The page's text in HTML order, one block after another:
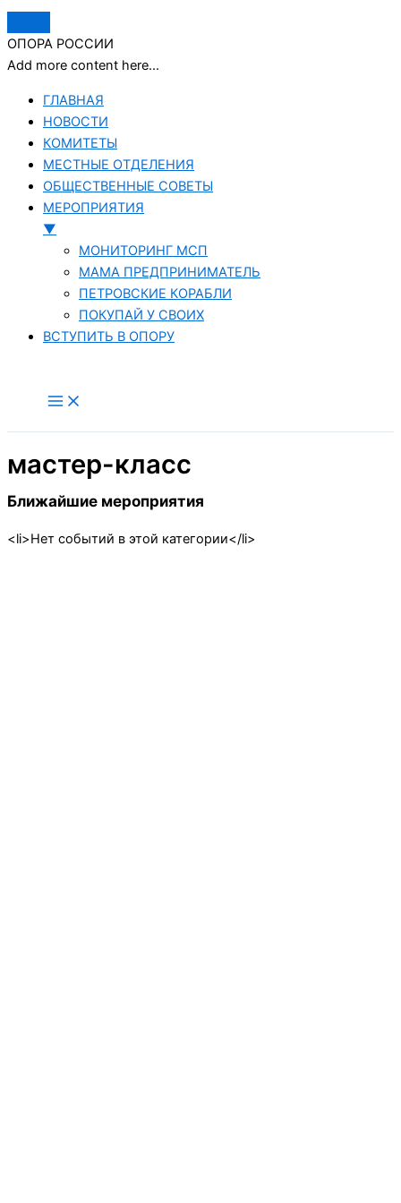
ОПОРА РОССИИ
Add more content here...
ГЛАВНАЯ
НОВОСТИ
КОМИТЕТЫ
МЕСТНЫЕ ОТДЕЛЕНИЯ
ОБЩЕСТВЕННЫЕ СОВЕТЫ
МЕРОПРИЯТИЯ
▼
МОНИТОРИНГ МСП
МАМА ПРЕДПРИНИМАТЕЛЬ
ПЕТРОВСКИЕ КОРАБЛИ
ПОКУПАЙ У СВОИХ
ВСТУПИТЬ В ОПОРУ
мастер-класс
Ближайшие мероприятия
<li>Нет событий в этой категории</li>